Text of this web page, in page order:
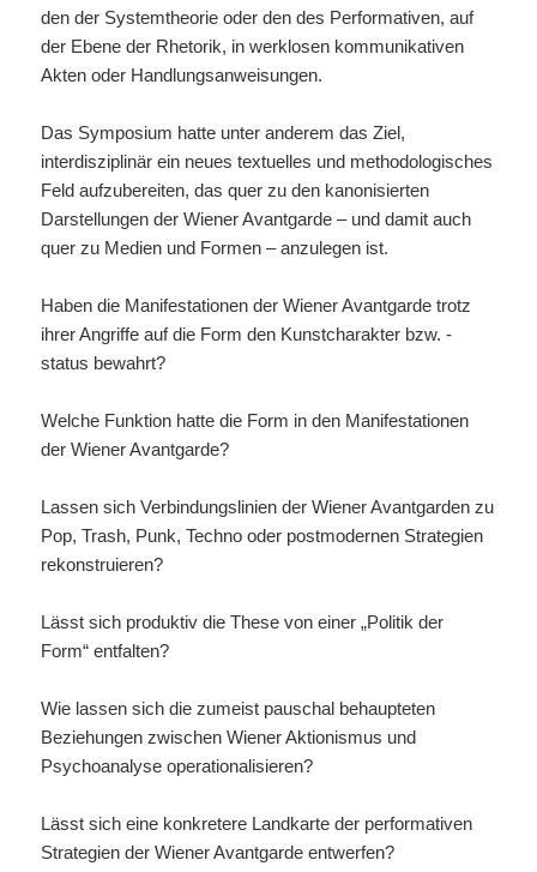
den der Systemtheorie oder den des Performativen, auf
der Ebene der Rhetorik, in werklosen kommunikativen
Akten oder Handlungsanweisungen.
Das Symposium hatte unter anderem das Ziel,
interdisziplinär ein neues textuelles und methodologisches
Feld aufzubereiten, das quer zu den kanonisierten
Darstellungen der Wiener Avantgarde – und damit auch
quer zu Medien und Formen – anzulegen ist.
Haben die Manifestationen der Wiener Avantgarde trotz
ihrer Angriffe auf die Form den Kunstcharakter bzw. -
status bewahrt?
Welche Funktion hatte die Form in den Manifestationen
der Wiener Avantgarde?
Lassen sich Verbindungslinien der Wiener Avantgarden zu
Pop, Trash, Punk, Techno oder postmodernen Strategien
rekonstruieren?
Lässt sich produktiv die These von einer „Politik der
Form“ entfalten?
Wie lassen sich die zumeist pauschal behaupteten
Beziehungen zwischen Wiener Aktionismus und
Psychoanalyse operationalisieren?
Lässt sich eine konkretere Landkarte der performativen
Strategien der Wiener Avantgarde entwerfen?